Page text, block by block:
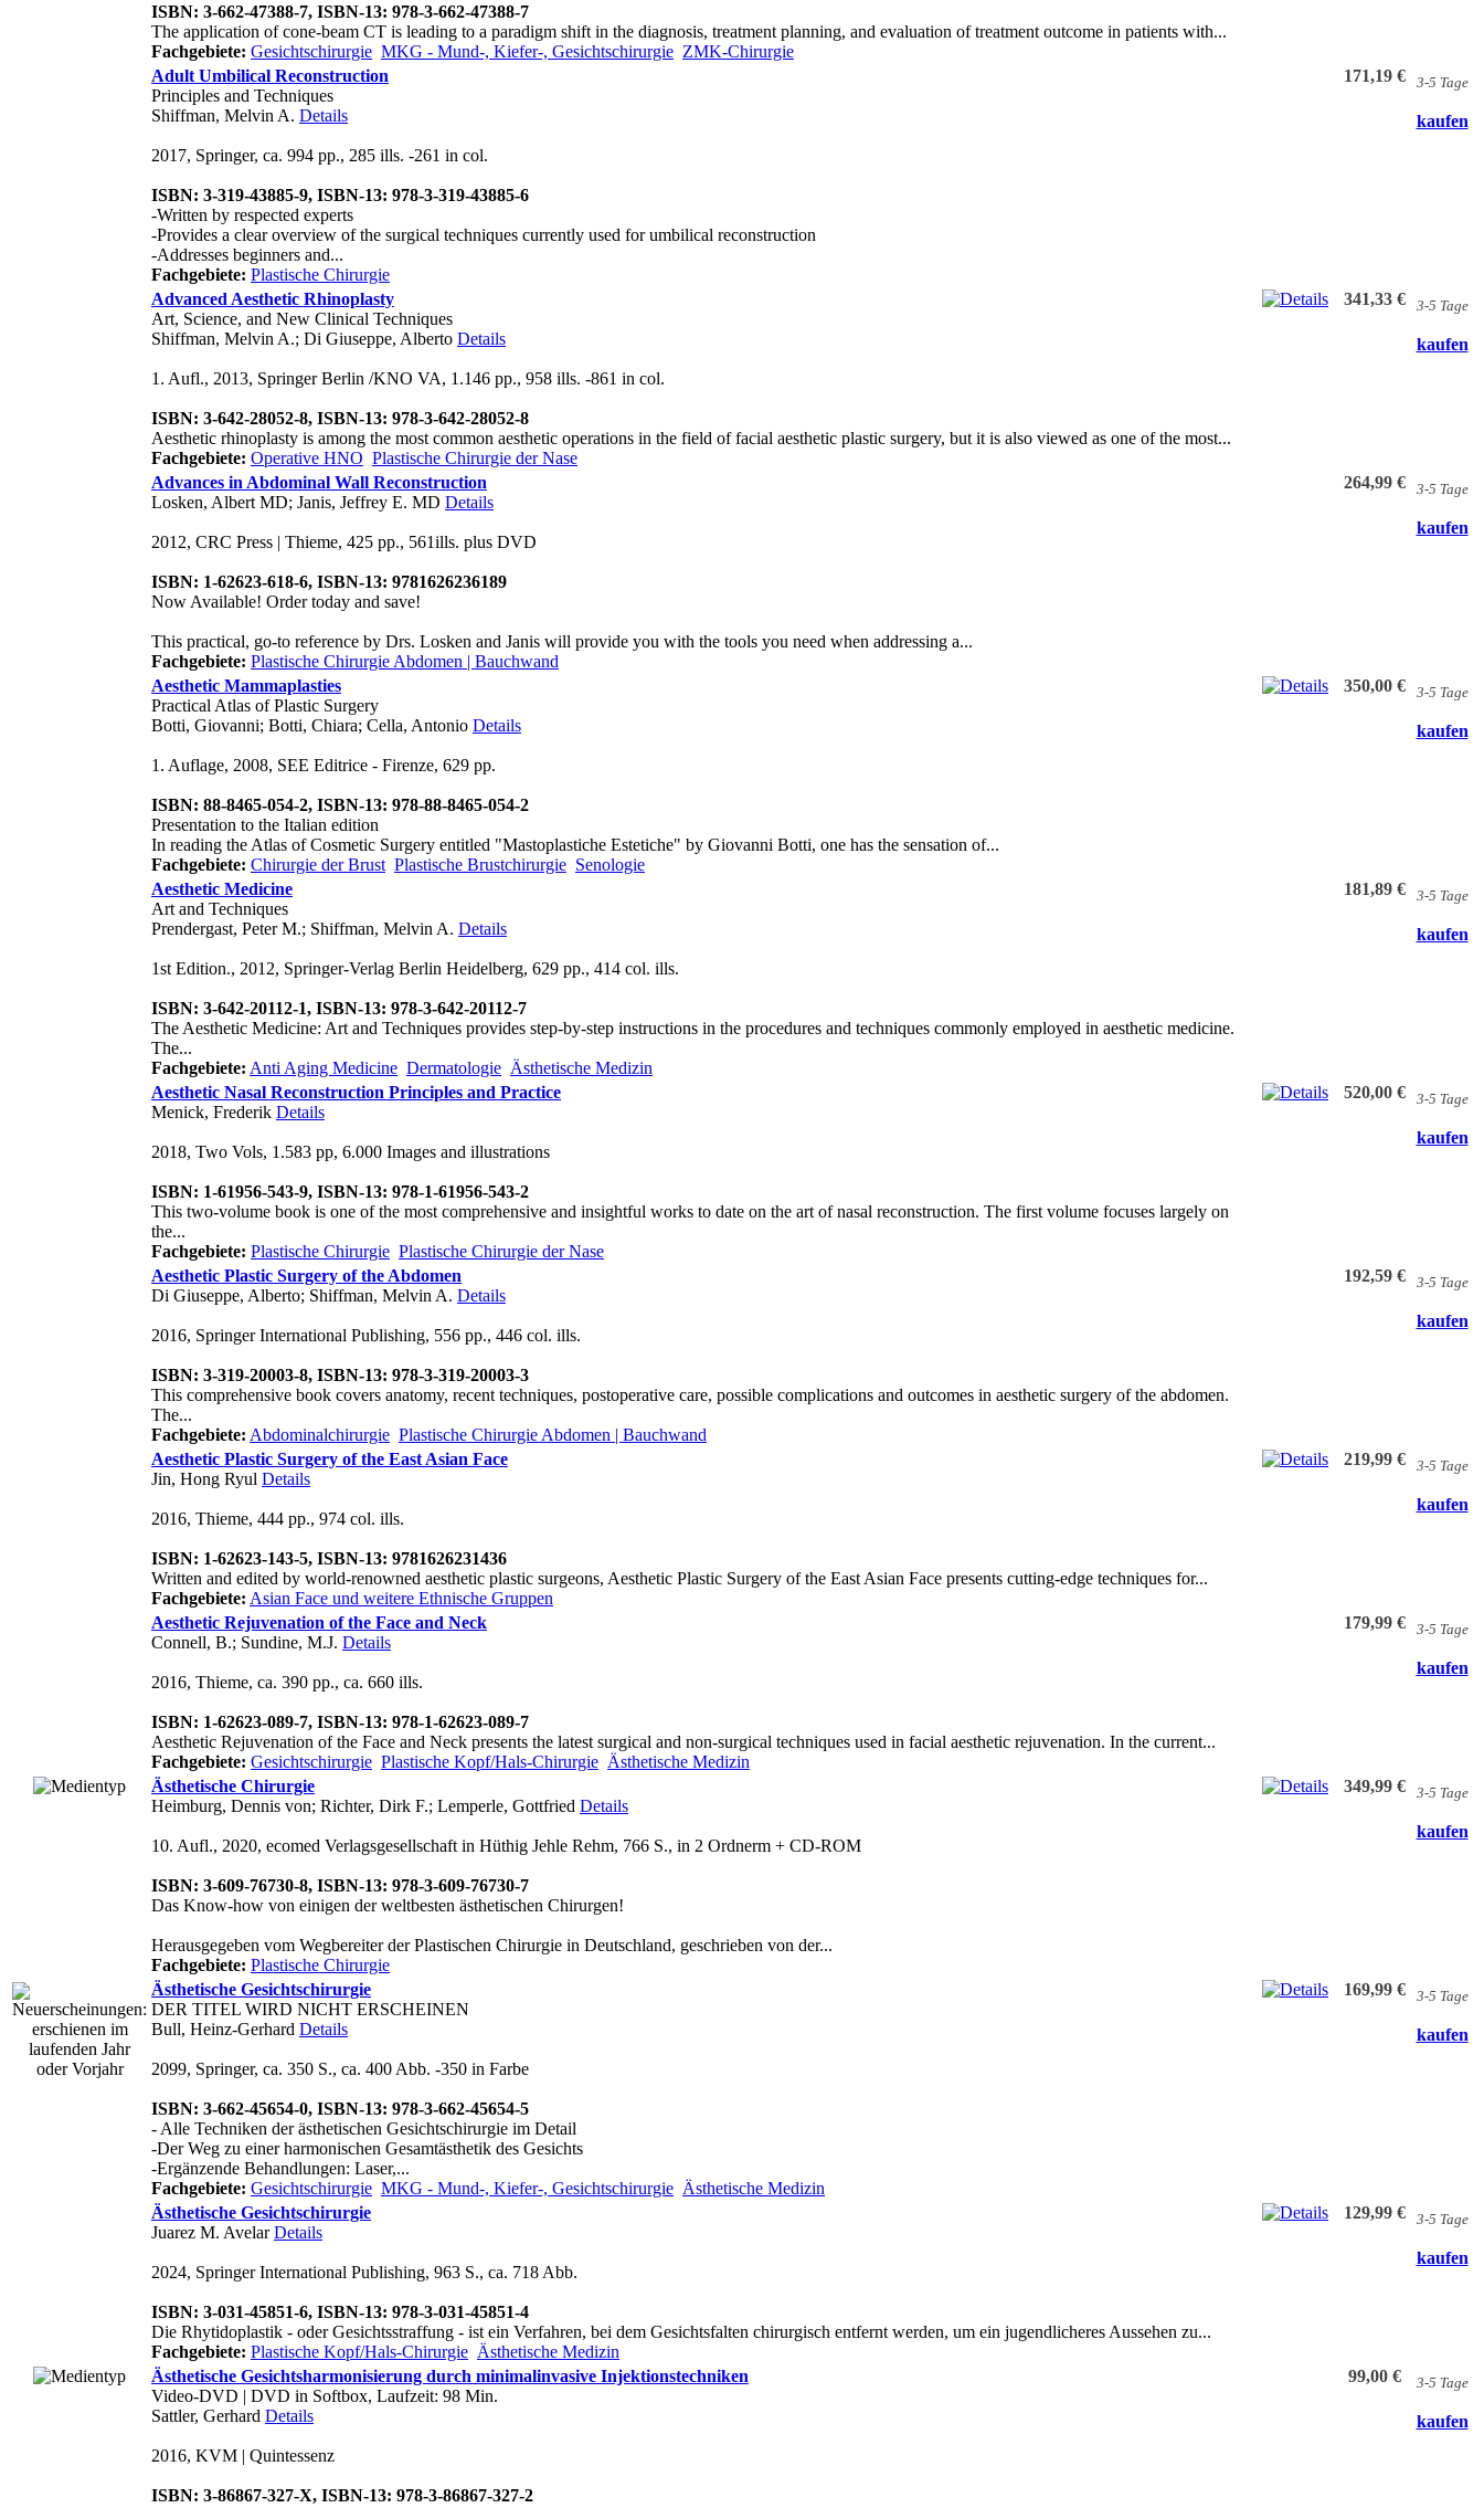
ISBN: 3-662-47388-7, ISBN-13: 978-3-662-47388-7
The application of cone-beam CT is leading to a paradigm shift in the diagnosis, treatment planning, and evaluation of treatment outcome in patients with...
Fachgebiete: Gesichtschirurgie MKG - Mund-, Kiefer-, Gesichtschirurgie ZMK-Chirurgie
Adult Umbilical Reconstruction
Principles and Techniques
Shiffman, Melvin A. Details
2017, Springer, ca. 994 pp., 285 ills. -261 in col.
ISBN: 3-319-43885-9, ISBN-13: 978-3-319-43885-6
-Written by respected experts
-Provides a clear overview of the surgical techniques currently used for umbilical reconstruction
-Addresses beginners and...
Fachgebiete: Plastische Chirurgie
171,19 € 3-5 Tage
kaufen
Advanced Aesthetic Rhinoplasty
Art, Science, and New Clinical Techniques
Shiffman, Melvin A.; Di Giuseppe, Alberto Details
1. Aufl., 2013, Springer Berlin /KNO VA, 1.146 pp., 958 ills. -861 in col.
ISBN: 3-642-28052-8, ISBN-13: 978-3-642-28052-8
Aesthetic rhinoplasty is among the most common aesthetic operations in the field of facial aesthetic plastic surgery, but it is also viewed as one of the most...
Fachgebiete: Operative HNO Plastische Chirurgie der Nase
341,33 € 3-5 Tage
kaufen
Advances in Abdominal Wall Reconstruction
Losken, Albert MD; Janis, Jeffrey E. MD Details
2012, CRC Press | Thieme, 425 pp., 561ills. plus DVD
ISBN: 1-62623-618-6, ISBN-13: 9781626236189
Now Available! Order today and save!
This practical, go-to reference by Drs. Losken and Janis will provide you with the tools you need when addressing a...
Fachgebiete: Plastische Chirurgie Abdomen | Bauchwand
264,99 € 3-5 Tage
kaufen
Aesthetic Mammaplasties
Practical Atlas of Plastic Surgery
Botti, Giovanni; Botti, Chiara; Cella, Antonio Details
1. Auflage, 2008, SEE Editrice - Firenze, 629 pp.
ISBN: 88-8465-054-2, ISBN-13: 978-88-8465-054-2
Presentation to the Italian edition
In reading the Atlas of Cosmetic Surgery entitled "Mastoplastiche Estetiche" by Giovanni Botti, one has the sensation of...
Fachgebiete: Chirurgie der Brust Plastische Brustchirurgie Senologie
350,00 € 3-5 Tage
kaufen
Aesthetic Medicine
Art and Techniques
Prendergast, Peter M.; Shiffman, Melvin A. Details
1st Edition., 2012, Springer-Verlag Berlin Heidelberg, 629 pp., 414 col. ills.
ISBN: 3-642-20112-1, ISBN-13: 978-3-642-20112-7
The Aesthetic Medicine: Art and Techniques provides step-by-step instructions in the procedures and techniques commonly employed in aesthetic medicine.
The...
Fachgebiete: Anti Aging Medicine Dermatologie Ästhetische Medizin
181,89 € 3-5 Tage
kaufen
Aesthetic Nasal Reconstruction Principles and Practice
Menick, Frederik Details
2018, Two Vols, 1.583 pp, 6.000 Images and illustrations
ISBN: 1-61956-543-9, ISBN-13: 978-1-61956-543-2
This two-volume book is one of the most comprehensive and insightful works to date on the art of nasal reconstruction. The first volume focuses largely on
the...
Fachgebiete: Plastische Chirurgie Plastische Chirurgie der Nase
520,00 € 3-5 Tage
kaufen
Aesthetic Plastic Surgery of the Abdomen
Di Giuseppe, Alberto; Shiffman, Melvin A. Details
2016, Springer International Publishing, 556 pp., 446 col. ills.
ISBN: 3-319-20003-8, ISBN-13: 978-3-319-20003-3
This comprehensive book covers anatomy, recent techniques, postoperative care, possible complications and outcomes in aesthetic surgery of the abdomen.
The...
Fachgebiete: Abdominalchirurgie Plastische Chirurgie Abdomen | Bauchwand
192,59 € 3-5 Tage
kaufen
Aesthetic Plastic Surgery of the East Asian Face
Jin, Hong Ryul Details
2016, Thieme, 444 pp., 974 col. ills.
ISBN: 1-62623-143-5, ISBN-13: 9781626231436
Written and edited by world-renowned aesthetic plastic surgeons, Aesthetic Plastic Surgery of the East Asian Face presents cutting-edge techniques for...
Fachgebiete: Asian Face und weitere Ethnische Gruppen
219,99 € 3-5 Tage
kaufen
Aesthetic Rejuvenation of the Face and Neck
Connell, B.; Sundine, M.J. Details
2016, Thieme, ca. 390 pp., ca. 660 ills.
ISBN: 1-62623-089-7, ISBN-13: 978-1-62623-089-7
Aesthetic Rejuvenation of the Face and Neck presents the latest surgical and non-surgical techniques used in facial aesthetic rejuvenation. In the current...
Fachgebiete: Gesichtschirurgie Plastische Kopf/Hals-Chirurgie Ästhetische Medizin
179,99 € 3-5 Tage
kaufen
Ästhetische Chirurgie
Heimburg, Dennis von; Richter, Dirk F.; Lemperle, Gottfried Details
10. Aufl., 2020, ecomed Verlagsgesellschaft in Hüthig Jehle Rehm, 766 S., in 2 Ordnerm + CD-ROM
ISBN: 3-609-76730-8, ISBN-13: 978-3-609-76730-7
Das Know-how von einigen der weltbesten ästhetischen Chirurgen!
Herausgegeben vom Wegbereiter der Plastischen Chirurgie in Deutschland, geschrieben von der...
Fachgebiete: Plastische Chirurgie
349,99 € 3-5 Tage
kaufen
Ästhetische Gesichtschirurgie
DER TITEL WIRD NICHT ERSCHEINEN
Bull, Heinz-Gerhard Details
2099, Springer, ca. 350 S., ca. 400 Abb. -350 in Farbe
ISBN: 3-662-45654-0, ISBN-13: 978-3-662-45654-5
- Alle Techniken der ästhetischen Gesichtschirurgie im Detail
-Der Weg zu einer harmonischen Gesamtästhetik des Gesichts
-Ergänzende Behandlungen: Laser,...
Fachgebiete: Gesichtschirurgie MKG - Mund-, Kiefer-, Gesichtschirurgie Ästhetische Medizin
169,99 € 3-5 Tage
kaufen
Ästhetische Gesichtschirurgie
Juarez M. AvelarDetails
2024, Springer International Publishing, 963 S., ca. 718 Abb.
ISBN: 3-031-45851-6, ISBN-13: 978-3-031-45851-4
Die Rhytidoplastik - oder Gesichtsstraffung - ist ein Verfahren, bei dem Gesichtsfalten chirurgisch entfernt werden, um ein jugendlicheres Aussehen zu...
Fachgebiete: Plastische Kopf/Hals-Chirurgie Ästhetische Medizin
129,99 € 3-5 Tage
kaufen
Ästhetische Gesichtsharmonisierung durch minimalinvasive Injektionstechniken
Video-DVD | DVD in Softbox, Laufzeit: 98 Min.
Sattler, Gerhard Details
2016, KVM | Quintessenz
ISBN: 3-86867-327-X, ISBN-13: 978-3-86867-327-2
99,00 € 3-5 Tage
kaufen